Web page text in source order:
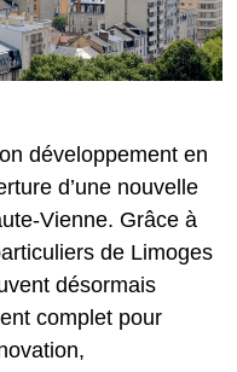
développement en
d’une nouvelle
Vienne. Grâce à
de Limoges
désormais
complet pour